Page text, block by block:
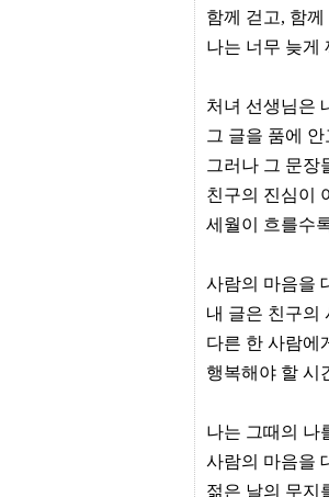
유
머
판
함께 걷고, 함
나는 너무 늦게
처녀 선생님은
그 글을 품에
그러나 그 문장
친구의 진심이
세월이 흐를수
사람의 마음을
내 글은 친구의
다른 한 사람에
행복해야 할 시
나는 그때의 나
사람의 마음을
젊은 날의 무지